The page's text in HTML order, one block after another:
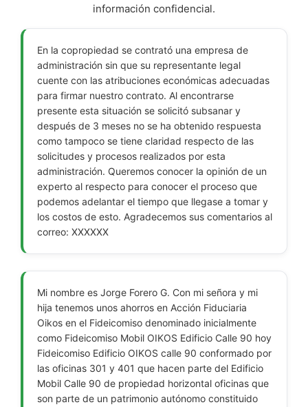
información confidencial.
En la copropiedad se contrató una empresa de
administración sin que su representante legal
cuente con las atribuciones económicas adecuadas
para firmar nuestro contrato. Al encontrarse
presente esta situación se solicitó subsanar y
después de 3 meses no se ha obtenido respuesta
como tampoco se tiene claridad respecto de las
solicitudes y procesos realizados por esta
administración. Queremos conocer la opinión de un
experto al respecto para conocer el proceso que
podemos adelantar el tiempo que llegase a tomar y
los costos de esto. Agradecemos sus comentarios al
correo: XXXXXX
Mi nombre es Jorge Forero G. Con mi señora y mi
hija tenemos unos ahorros en Acción Fiduciaria
Oikos en el Fideicomiso denominado inicialmente
como Fideicomiso Mobil OIKOS Edificio Calle 90 hoy
Fideicomiso Edificio OIKOS calle 90 conformado por
las oficinas 301 y 401 que hacen parte del Edificio
Mobil Calle 90 de propiedad horizontal oficinas que
son parte de un patrimonio autónomo constituido